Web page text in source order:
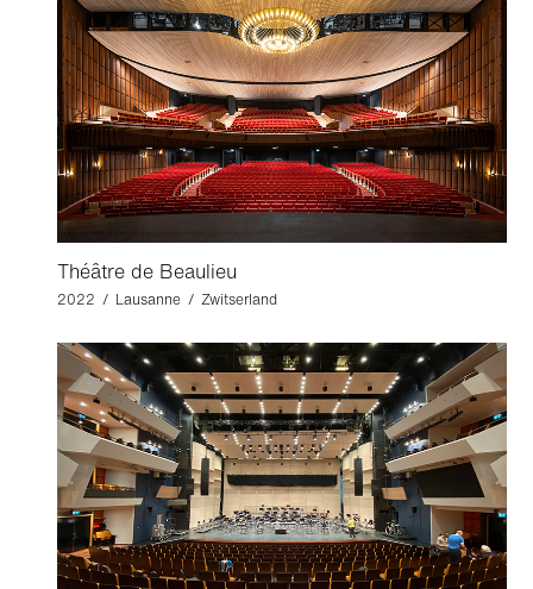
Théâtre de Beaulieu
2022 / Lausanne / Zwitserland